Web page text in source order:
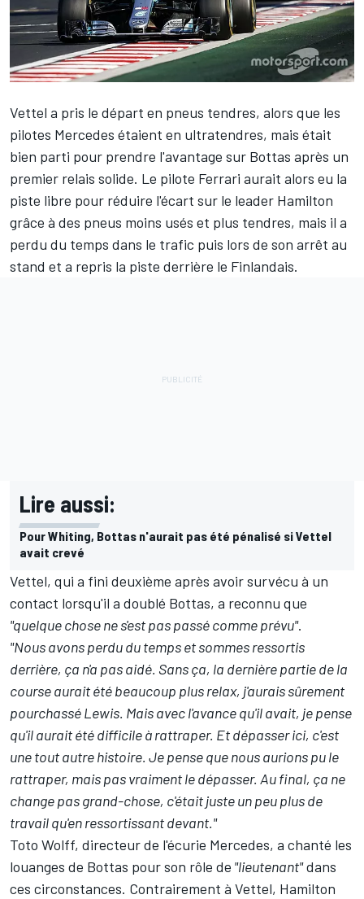
Vettel a pris le départ en pneus tendres, alors que les
pilotes Mercedes étaient en ultratendres, mais était
bien parti pour prendre l'avantage sur Bottas après un
premier relais solide. Le pilote Ferrari aurait alors eu la
piste libre pour réduire l'écart sur le leader Hamilton
grâce à des pneus moins usés et plus tendres, mais il a
perdu du temps dans le trafic puis lors de son arrêt au
stand et a repris la piste derrière le Finlandais.
Lire aussi:
Pour Whiting, Bottas n'aurait pas été pénalisé si Vettel
avait crevé
Vettel, qui a fini deuxième après avoir survécu à un
contact lorsqu'il a doublé Bottas, a reconnu que
"quelque chose ne s'est pas passé comme prévu".
"Nous avons perdu du temps et sommes ressortis
derrière, ça n'a pas aidé. Sans ça, la dernière partie de la
course aurait été beaucoup plus relax, j'aurais sûrement
pourchassé Lewis. Mais avec l'avance qu'il avait, je pense
qu'il aurait été difficile à rattraper. Et dépasser ici, c'est
une tout autre histoire. Je pense que nous aurions pu le
rattraper, mais pas vraiment le dépasser. Au final, ça ne
change pas grand-chose, c'était juste un peu plus de
travail qu'en ressortissant devant."
Toto Wolff, directeur de l'écurie Mercedes, a chanté les
louanges de Bottas pour son rôle de "lieutenant"dans
ces circonstances. Contrairement à Vettel, Hamilton